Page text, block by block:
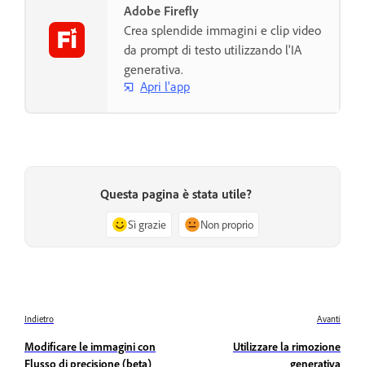
Adobe Firefly
Crea splendide immagini e clip video
da prompt di testo utilizzando l'IA
generativa.
Apri l'app
Questa pagina è stata utile?
Sì grazie Non proprio
Indietro
Modificare le immagini con
Flusso di precisione (beta)
Avanti
Utilizzare la rimozione
generativa